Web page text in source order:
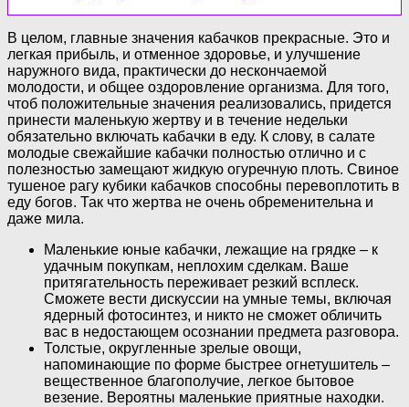
В целом, главные значения кабачков прекрасные. Это и
легкая прибыль, и отменное здоровье, и улучшение
наружного вида, практически до нескончаемой
молодости, и общее оздоровление организма. Для того,
чтоб положительные значения реализовались, придется
принести маленькую жертву и в течение недельки
обязательно включать кабачки в еду. К слову, в салате
молодые свежайшие кабачки полностью отлично и с
полезностью замещают жидкую огуречную плоть. Свиное
тушеное рагу кубики кабачков способны перевоплотить в
еду богов. Так что жертва не очень обременительна и
даже мила.
Маленькие юные кабачки, лежащие на грядке – к
удачным покупкам, неплохим сделкам. Ваше
притягательность переживает резкий всплеск.
Сможете вести дискуссии на умные темы, включая
ядерный фотосинтез, и никто не сможет обличить
вас в недостающем осознании предмета разговора.
Толстые, округленные зрелые овощи,
напоминающие по форме быстрее огнетушитель –
вещественное благополучие, легкое бытовое
везение. Вероятны маленькие приятные находки.